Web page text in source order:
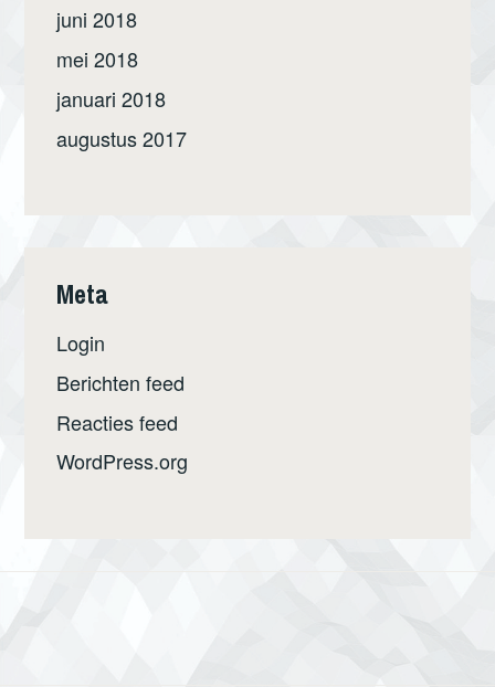
juni 2018
mei 2018
januari 2018
augustus 2017
Meta
Login
Berichten feed
Reacties feed
WordPress.org